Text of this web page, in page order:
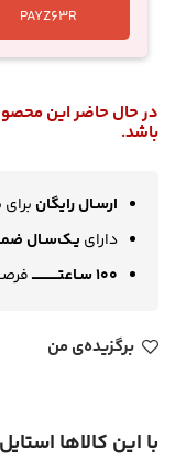
در حال حاضر این
باشد.
ارسـال رایگان برای بالای
دارای یـک‌سـال
100 سـاعتــــــــــــ
برگزیده‌ی من
با این کالاها